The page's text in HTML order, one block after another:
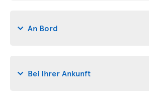
An Bord
Bei Ihrer Ankunft